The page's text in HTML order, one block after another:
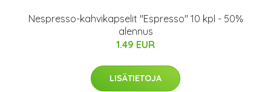
Nespresso-kahvikapselit "Espresso" 10 kpl - 50%
alennus
1.49 EUR
LISÄTIETOJA